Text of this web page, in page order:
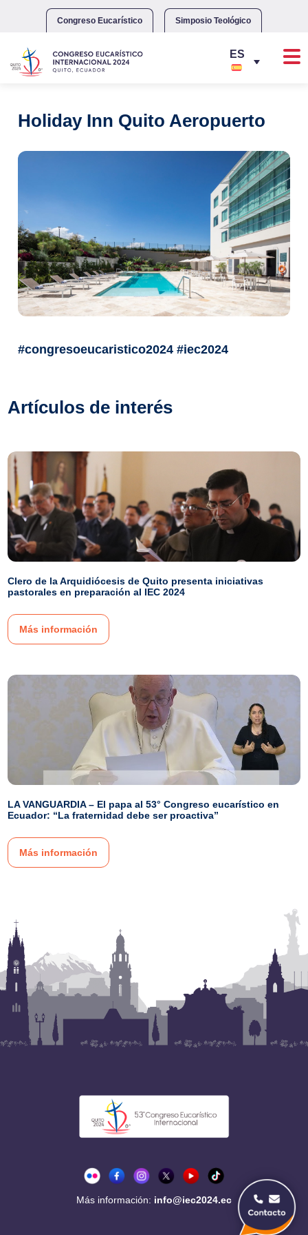
Congreso Eucarístico Simposio Teológico
Holiday Inn Quito Aeropuerto
#congresoeucaristico2024 #iec2024
Artículos de interés
Clero de la Arquidiócesis de Quito presenta iniciativas
pastorales en preparación al IEC 2024
Más información
LA VANGUARDIA – El papa al 53° Congreso eucarístico en
Ecuador: “La fraternidad debe ser proactiva”
Más información
Más información: info@iec2024.ec